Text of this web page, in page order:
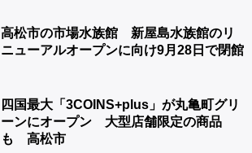
高松市の市場水族館 新屋島水族館のリ
ニューアルオープンに向け9月28日で閉館
四国最大「3COINS+plus」が丸亀町グリ
ーンにオープン 大型店舗限定の商品
も 高松市